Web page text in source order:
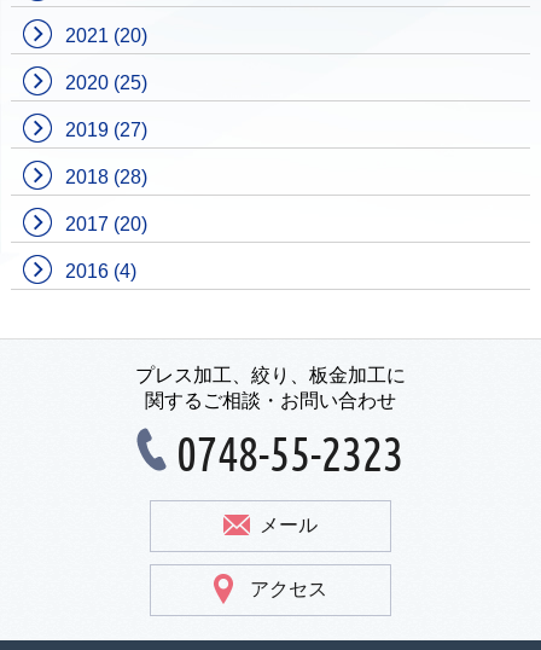
2021 (20)
2020(25)
2019(27)
2018(28)
2017(20)
2016(4)
プレス加工、絞り、板金加工に
関するご相談・お問い合わせ
0748-55-2323
メール
アクセス